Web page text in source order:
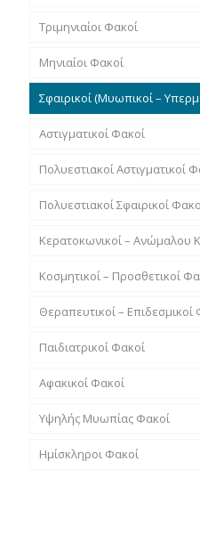
Τριμηνιαίοι Φακοί
Μηνιαίοι Φακοί
Σφαιρικοί (Μυωπικοί –
Αστιγματικοί Φακοί
Πολυεστιακοί Αστιγματικοί
Πολυεστιακοί Σφαιρικοί
Κερατοκωνικοί – Ανώμαλου
Κοσμητικοί – Προσθετικοί
Θεραπευτικοί – Επιδεσμικοί
Παιδιατρικοί Φακοί
Αφακικοί Φακοί
Υψηλής Μυωπίας Φακοί
Hμίσκληροι Φακοί